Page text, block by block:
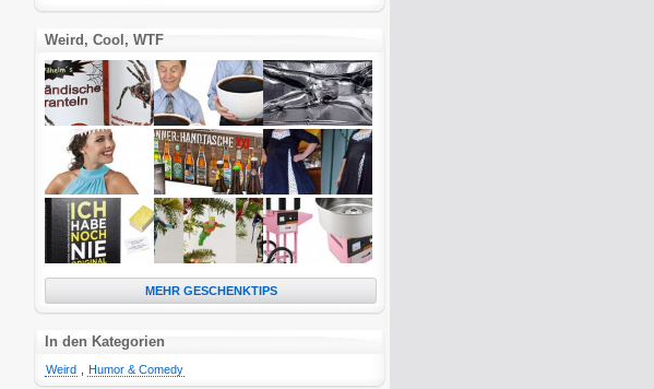
Weird, Cool, WTF
MEHR GESCHENKTIPS
In den Kategorien
Weird Humor & Comedy